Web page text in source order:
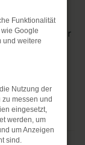
oder
zählen zu
Funktionalität
Google
und weitere
Nutzung der
messen und
eingesetzt,
werden, um
um Anzeigen
sind.